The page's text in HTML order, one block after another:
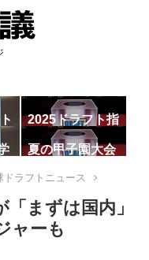
2025ドラフト指
名一覧
夏の甲子園大会
ドラフトニュース
まずは国内」
ャーも